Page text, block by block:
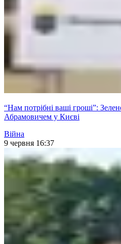
“Нам потрібні ваші гроші”:
Абрамовичем у Києві
Війна
9 червня 16:37